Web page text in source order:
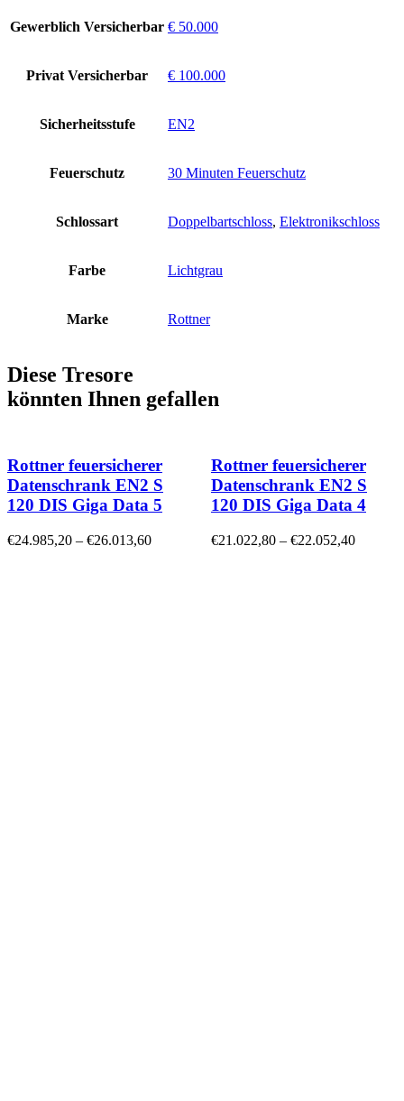
Gewerblich Versicherbar € 50.000
Privat Versicherbar € 100.000
Sicherheitsstufe EN2
Feuerschutz 30 Minuten Feuerschutz
Schlossart Doppelbartschloss, Elektronikschloss
Farbe Lichtgrau
Marke Rottner
Diese Tresore
könnten Ihnen gefallen
Rottner feuersicherer
Datenschrank EN2 S
120 DIS Giga Data 5
€24.985,20 – €26.013,60
Rottner feuersicherer
Datenschrank EN2 S
120 DIS Giga Data 4
€21.022,80 – €22.052,40